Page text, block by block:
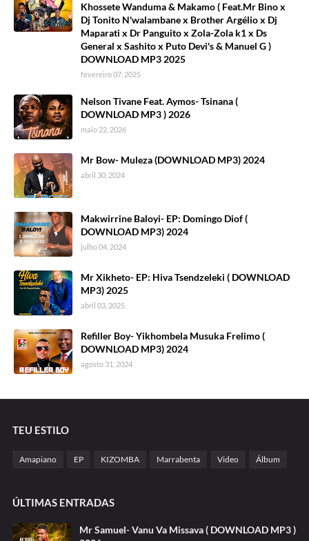
Khossete Wanduma & Makamo ( Feat.Mr Bino x
Dj Tonito N'walambane x Brother Argélio x Dj
Maparati x Dr Panguito x Zola-Zola k1 x Ds
General x Sashito x Puto Devi's & Manuel G )
DOWNLOAD MP3 2025
fevereiro 07, 2025
Nelson Tivane Feat. Aymos- Tsinana (
DOWNLOAD MP3 ) 2026
maio 22, 2026
Mr Bow- Muleza (DOWNLOAD MP3) 2024
abril 30, 2024
Makwirrine Baloyi- EP: Domingo Diof (
DOWNLOAD MP3) 2024
julho 04, 2024
Mr Xikheto- EP: Hiva Tsendzeleki ( DOWNLOAD
MP3) 2025
abril 03, 2025
Refiller Boy- Yikhombela Musuka Frelimo (
DOWNLOAD MP3) 2024
agosto 31, 2024
TEU ESTILO
Amapiano EP KIZOMBA Marrabenta Video Álbum
ÚLTIMAS ENTRADAS
Mr Samuel- Vanu Va Missava ( DOWNLOAD MP3 )